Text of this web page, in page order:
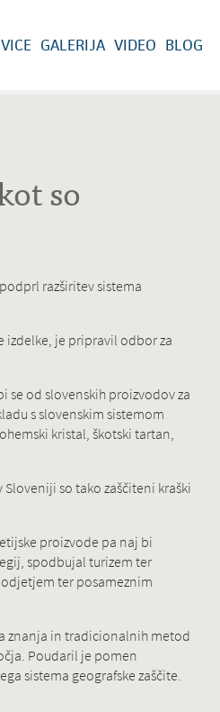
GALERIJA VIDEO BLOG
so
razširitev sistema
izdelke, je pripravil odbor za
se od slovenskih proizvodov za
s slovenskim sistemom
kristal, škotski tartan,
so tako zaščiteni kraški
proizvode pa naj bi
spodbujal turizem ter
ter posameznim
znanja in tradicionalnih metod
Poudaril je pomen
sistema geografske zaščite.